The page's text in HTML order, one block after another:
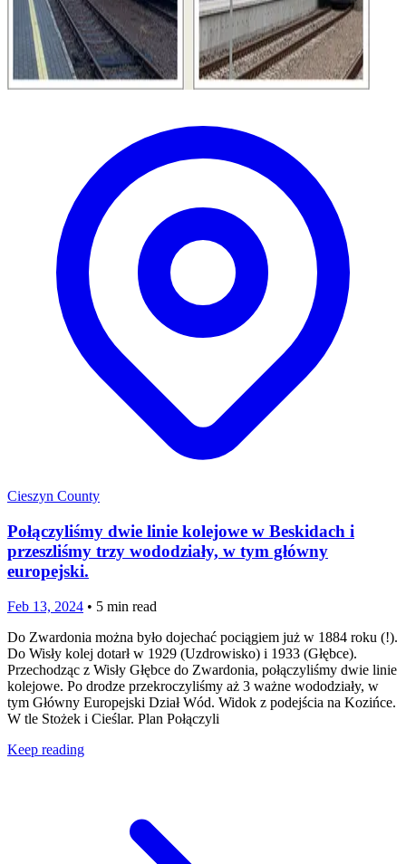
Cieszyn County
Połączyliśmy dwie linie kolejowe w Beskidach i
przeszliśmy trzy wododziały, w tym główny
europejski.
Feb 13, 2024 • 5 min read
Do Zwardonia można było dojechać pociągiem już w 1884 roku (!).
Do Wisły kolej dotarł w 1929 (Uzdrowisko) i 1933 (Głębce).
Przechodząc z Wisły Głębce do Zwardonia, połączyliśmy dwie linie
kolejowe. Po drodze przekroczyliśmy aż 3 ważne wododziały, w
tym Główny Europejski Dział Wód. Widok z podejścia na Kozińce.
W tle Stożek i Cieślar. Plan Połączyli
Keep reading